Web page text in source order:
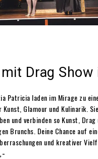
Drag Show
Patricia laden im Mirage zu
Kunst, Glamour und Kulinarik.
und verbinden so Kunst, Drag
Brunchs. Deine Chance auf
und kreativer